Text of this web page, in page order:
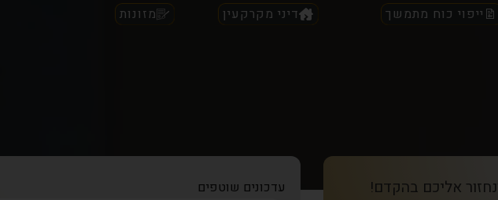
ייפוי כוח מתמשך דיני מקרקעין מזונות
אליכם בהקדם! עדכונים שוטפים